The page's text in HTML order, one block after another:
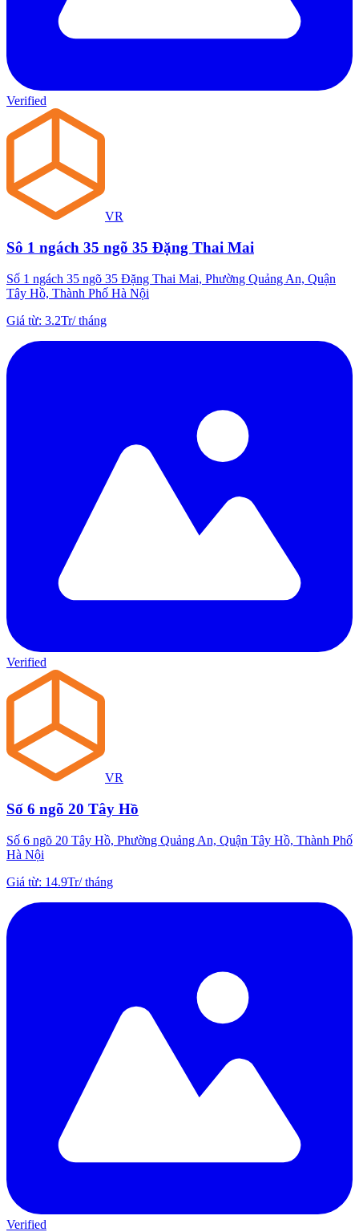
Verified
VR
Sô 1 ngách 35 ngõ 35 Đặng Thai Mai
Số 1 ngách 35 ngõ 35 Đặng Thai Mai, Phường Quảng An, Quận
Tây Hồ, Thành Phố Hà Nội
Giá từ: 3.2Tr/tháng
Verified
VR
Số 6 ngõ 20 Tây Hồ
Số 6 ngõ 20 Tây Hồ, Phường Quảng An, Quận Tây Hồ, Thành Phố
Hà Nội
Giá từ: 14.9Tr/tháng
Verified